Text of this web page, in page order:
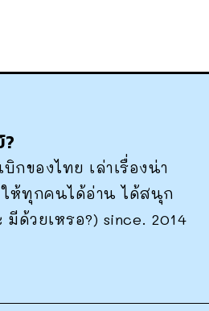
กของไทย เล่าเรื่องน่า
ห้ทุกคนได้อ่าน ได้สนุก
มีด้วยเหรอ?) since. 2014